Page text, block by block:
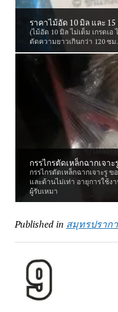
ราคาไม้อัด 10 มิล และ 15
(ไม้อัด 10 มิล ไม่เต็ม เกรดเ
ตัดความยาวเกินกว่า 120 ซม.
กรรไกรตัดเหล็กฉากเจาะ
กรรไกรตัดเหล็กฉากเจาะรู
และด้านไม่เท่า อายุการใช้ง
ผู้รับเหมา
Published in สมุทรปราก